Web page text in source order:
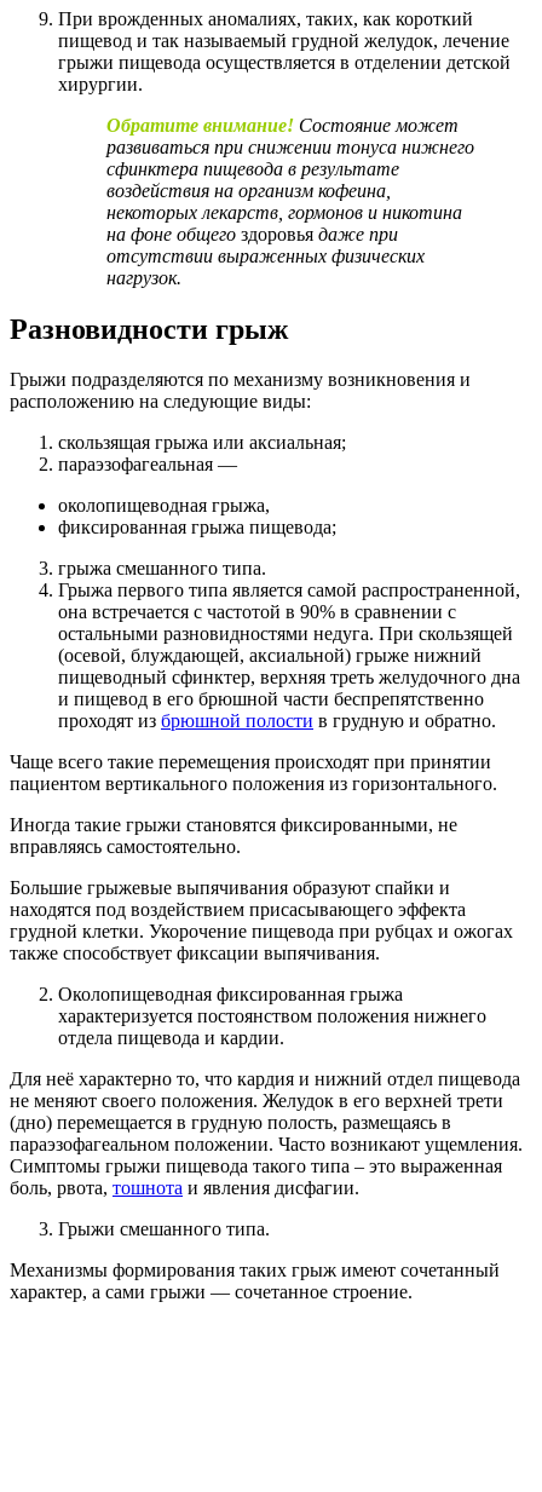
При врожденных аномалиях, таких, как короткий
пищевод и так называемый грудной желудок, лечение
грыжи пищевода осуществляется в отделении детской
хирургии.
Обратите внимание! Состояние может
развиваться при снижении тонуса нижнего
сфинктера пищевода в результате
воздействия на организм кофеина,
некоторых лекарств, гормонов и никотина
на фоне общего здоровья даже при
отсутствии выраженных физических
нагрузок.
Разновидности грыж
Грыжи подразделяются по механизму возникновения и
расположению на следующие виды:
скользящая грыжа или аксиальная;
параэзофагеальная —
околопищеводная грыжа,
фиксированная грыжа пищевода;
грыжа смешанного типа.
Грыжа первого типа является самой распространенной,
она встречается с частотой в 90% в сравнении с
остальными разновидностями недуга. При скользящей
(осевой, блуждающей, аксиальной) грыже нижний
пищеводный сфинктер, верхняя треть желудочного дна
и пищевод в его брюшной части беспрепятственно
проходят из брюшной полости в грудную и обратно.
Чаще всего такие перемещения происходят при принятии
пациентом вертикального положения из горизонтального.
Иногда такие грыжи становятся фиксированными, не
вправляясь самостоятельно.
Большие грыжевые выпячивания образуют спайки и
находятся под воздействием присасывающего эффекта
грудной клетки. Укорочение пищевода при рубцах и ожогах
также способствует фиксации выпячивания.
Околопищеводная фиксированная грыжа
характеризуется постоянством положения нижнего
отдела пищевода и кардии.
Для неё характерно то, что кардия и нижний отдел пищевода
не меняют своего положения. Желудок в его верхней трети
(дно) перемещается в грудную полость, размещаясь в
параэзофагеальном положении. Часто возникают ущемления.
Симптомы грыжи пищевода такого типа – это выраженная
боль, рвота, тошнота и явления дисфагии.
Грыжи смешанного типа.
Механизмы формирования таких грыж имеют сочетанный
характер, а сами грыжи — сочетанное строение.